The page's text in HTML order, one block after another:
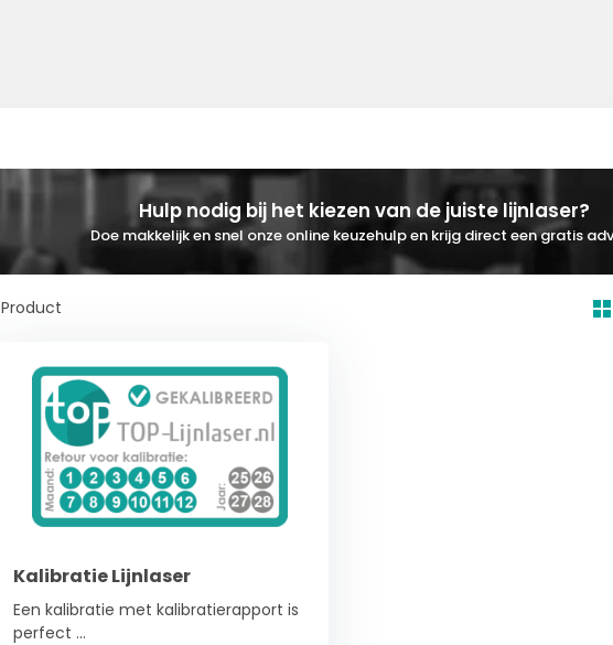
Hulp nodig bij het kiezen van de juiste lijnlaser?
Doe makkelijk en snel onze online keuzehulp en krijg direct een gratis
Product
Kalibratie Lijnlaser
Een kalibratie met kalibratierapport is
perfect ...